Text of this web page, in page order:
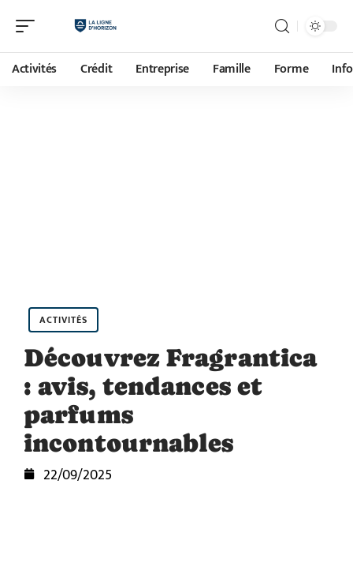
Activités Crédit Entreprise Famille Forme
ACTIVITÉS
Découvrez Fragrantica
: avis, tendances et
parfums
incontournables
22/09/2025